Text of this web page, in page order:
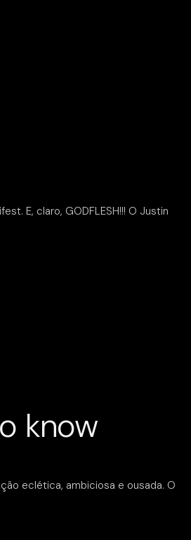
E, claro, GODFLESH!!! O Justin
know
eclética, ambiciosa e ousada. O